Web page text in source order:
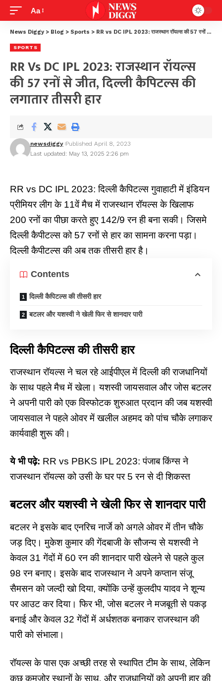
Aa
News Diggy > Blog > Sports > RR vs DC IPL 2023: राजस्थान रॉयल्स की 57 रनों से जीत, दिल्ली कैपिटल्स की लगातार तीसरी हार
SPORTS
RR Vs DC IPL 2023: राजस्थान रॉयल्स
की 57 रनों से जीत, दिल्ली कैपिटल्स की
लगातार तीसरी हार
Last updated: May 13, 2025 2:26 pm
newsdiggy Published April 8, 2023
RR vs DC IPL 2023: दिल्ली कैपिटल्स गुवाहाटी में इंडियन
प्रीमियर लीग के 11वें मैच में राजस्थान रॉयल्स के खिलाफ
200 रनों का पीछा करते हुए 142/9 रन ही बना सकी। जिसमे
दिल्ली कैपीटल्स को 57 रनों से हार का सामना करना पड़ा।
दिल्ली कैपीटल्सकी अब तक तीसरी हार है।
Contents
दिल्ली कैपिटल्स की तीसरी हार
बटलर और यशस्वी ने खेली फिर से शानदार पारी
दिल्ली कैपिटल्स की तीसरी हार
राजस्थान रॉयल्स ने चल रहे आईपीएल मेंदिल्लीकी राजधानियों
के साथ पहले मैच में खेला। यशस्वी जायसवाल और जोस बटलर
ने अपनी पारी को एक विस्फोटक शुरुआत प्रदान की जब यशस्वी
जायसवाल ने पहले ओवर में खलील अहमद को पांच चौके लगाकर
कार्यवाही शुरू की।
ये भी पढ़े: RR vs PBKS IPL 2023: पंजाब किंग्स ने
राजस्थान रॉयल्स को उसी के घर पर 5 रन से दी शिकस्त
बटलर और यशस्वी ने खेली फिर से शानदार पारी
बटलर ने इसके बाद एनरिच नार्जे को अगले ओवर में तीन चौके
जड़ दिए। मुकेश कुमार की गेंदबाजी के सौजन्य से यशस्वी ने
केवल 31 गेंदों में 60 रन की शानदार पारी खेलने से पहले कुल
98 रन बनाए। इसके बाद राजस्थान ने अपने कप्तान संजू
सैमसन को जल्दी खो दिया, क्योंकि उन्हें कुलदीप यादव ने शून्य
पर आउट कर दिया। फिर भी, जोस बटलर ने मजबूती से पकड़
बनाई और केवल 32 गेंदों में अर्धशतक बनाकर राजस्थान की
पारी को संभाला।
रॉयल्स के पास एक अच्छी तरह से स्थापित टीम के साथ, लेकिन
कुछ कमजोर स्थानों के साथ, और राजधानियों को अपनी हार की